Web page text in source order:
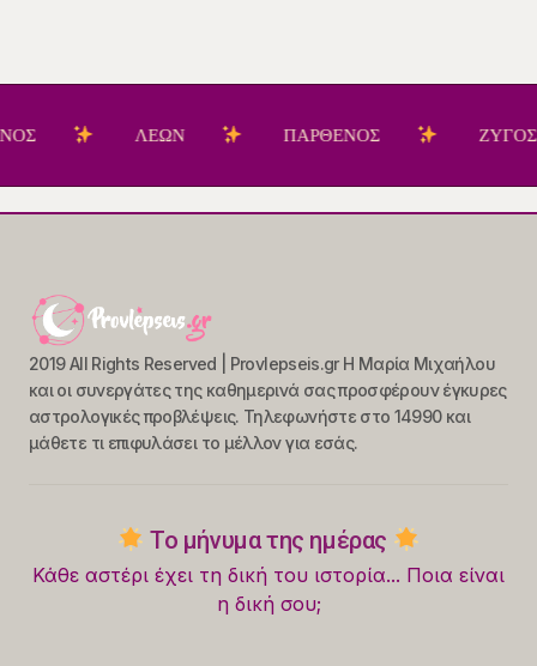
ΛΕΩΝ ΠΑΡΘΕΝΟΣ ΖΥΓΟΣ
2019 All Rights Reserved | Provlepseis.gr Η Μαρία Μιχαήλου
και οι συνεργάτες της καθημερινά σας προσφέρουν έγκυρες
αστρολογικές προβλέψεις. Τηλεφωνήστε στο 14990 και
μάθετε τι επιφυλάσει το μέλλον για εσάς.
Το μήνυμα της ημέρας
Κάθε αστέρι έχει τη δική του ιστορία... Ποια είναι
η δική σου;